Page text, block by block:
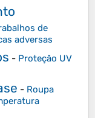
de
adversas
- Proteção UV
- Roupa